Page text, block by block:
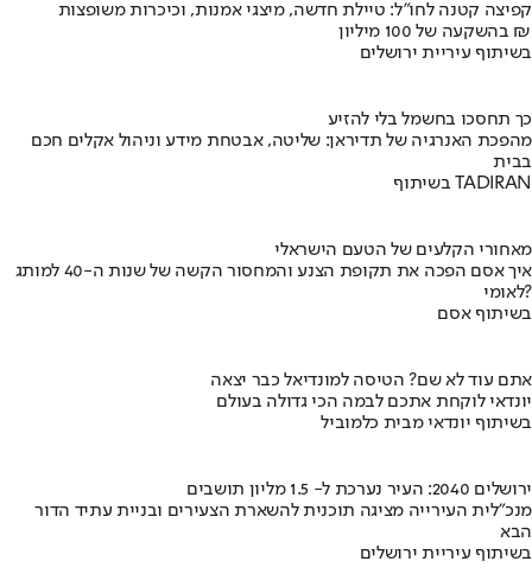
קפיצה קטנה לחו"ל: טיילת חדשה, מיצגי אמנות, וכיכרות משופצות
בהשקעה של 100 מיליון ₪
בשיתוף עיריית ירושלים
כך תחסכו בחשמל בלי להזיע
מהפכת האנרגיה של תדיראן: שליטה, אבטחת מידע וניהול אקלים חכם
בבית
בשיתוף TADIRAN
מאחורי הקלעים של הטעם הישראלי
איך אסם הפכה את תקופת הצנע והמחסור הקשה של שנות ה-40 למותג
לאומי?
בשיתוף אסם
אתם עוד לא שם? הטיסה למונדיאל כבר יצאה
יונדאי לוקחת אתכם לבמה הכי גדולה בעולם
בשיתוף יונדאי מבית כלמוביל
ירושלים 2040: העיר נערכת ל- 1.5 מליון תושבים
מנכ"לית העירייה מציגה תוכנית להשארת הצעירים ובניית עתיד הדור
הבא
בשיתוף עיריית ירושלים